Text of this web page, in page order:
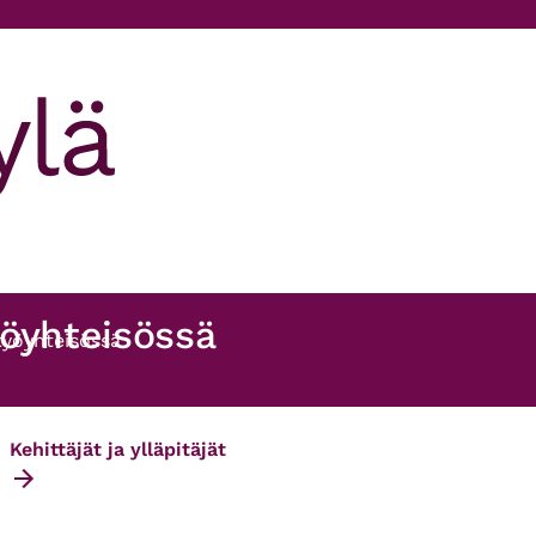
Kehittäjät ja ylläpitäjät